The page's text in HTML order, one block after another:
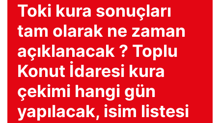
Toki kura sonuçları
tam olarak ne zaman
açıklanacak ? Toplu
Konut İdaresi kura
çekimi hangi gün
yapılacak, isim listesi